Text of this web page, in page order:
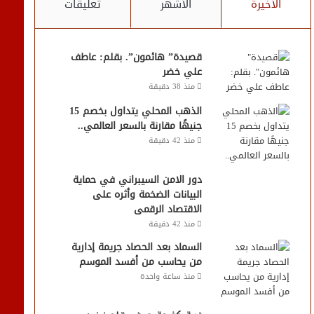
الأخيرة الأشهر تعليقات
قصيدة” هائمون”. بقلم: عاطف
علي خضر
منذ 38 دقيقة
الذهب المحلي يتداول بخصم 15
جنيهًا مقارنة بالسعر العالمي..
منذ 42 دقيقة
دور الامن السيبراني في حماية
البيانات الضخمة وأثره على
الاقتصاد الرقمى
منذ 42 دقيقة
السماد بعد الحصاد جريمة إدارية
من يحاسب من أفسد الموسم
منذ ساعة واحدة